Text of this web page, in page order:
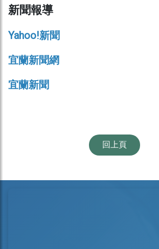
新聞報導
Yahoo!新聞
宜蘭新聞網
宜蘭新聞
回上頁